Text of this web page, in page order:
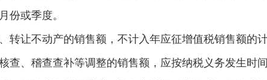
份或季度。
转让不动产的销售额，不计入年应征增值税销售额的计
查、稽查查补等调整的销售额，应按纳税义务发生时